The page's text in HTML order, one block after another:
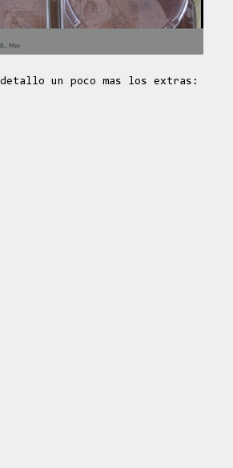
un poco mas los extras: